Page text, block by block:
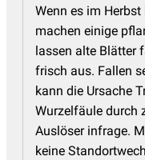
Wenn es im
machen einige
lassen alte Blätter
frisch aus. Fallen
kann die Ursache
Wurzelfäule durch
Auslöser infrage.
keine